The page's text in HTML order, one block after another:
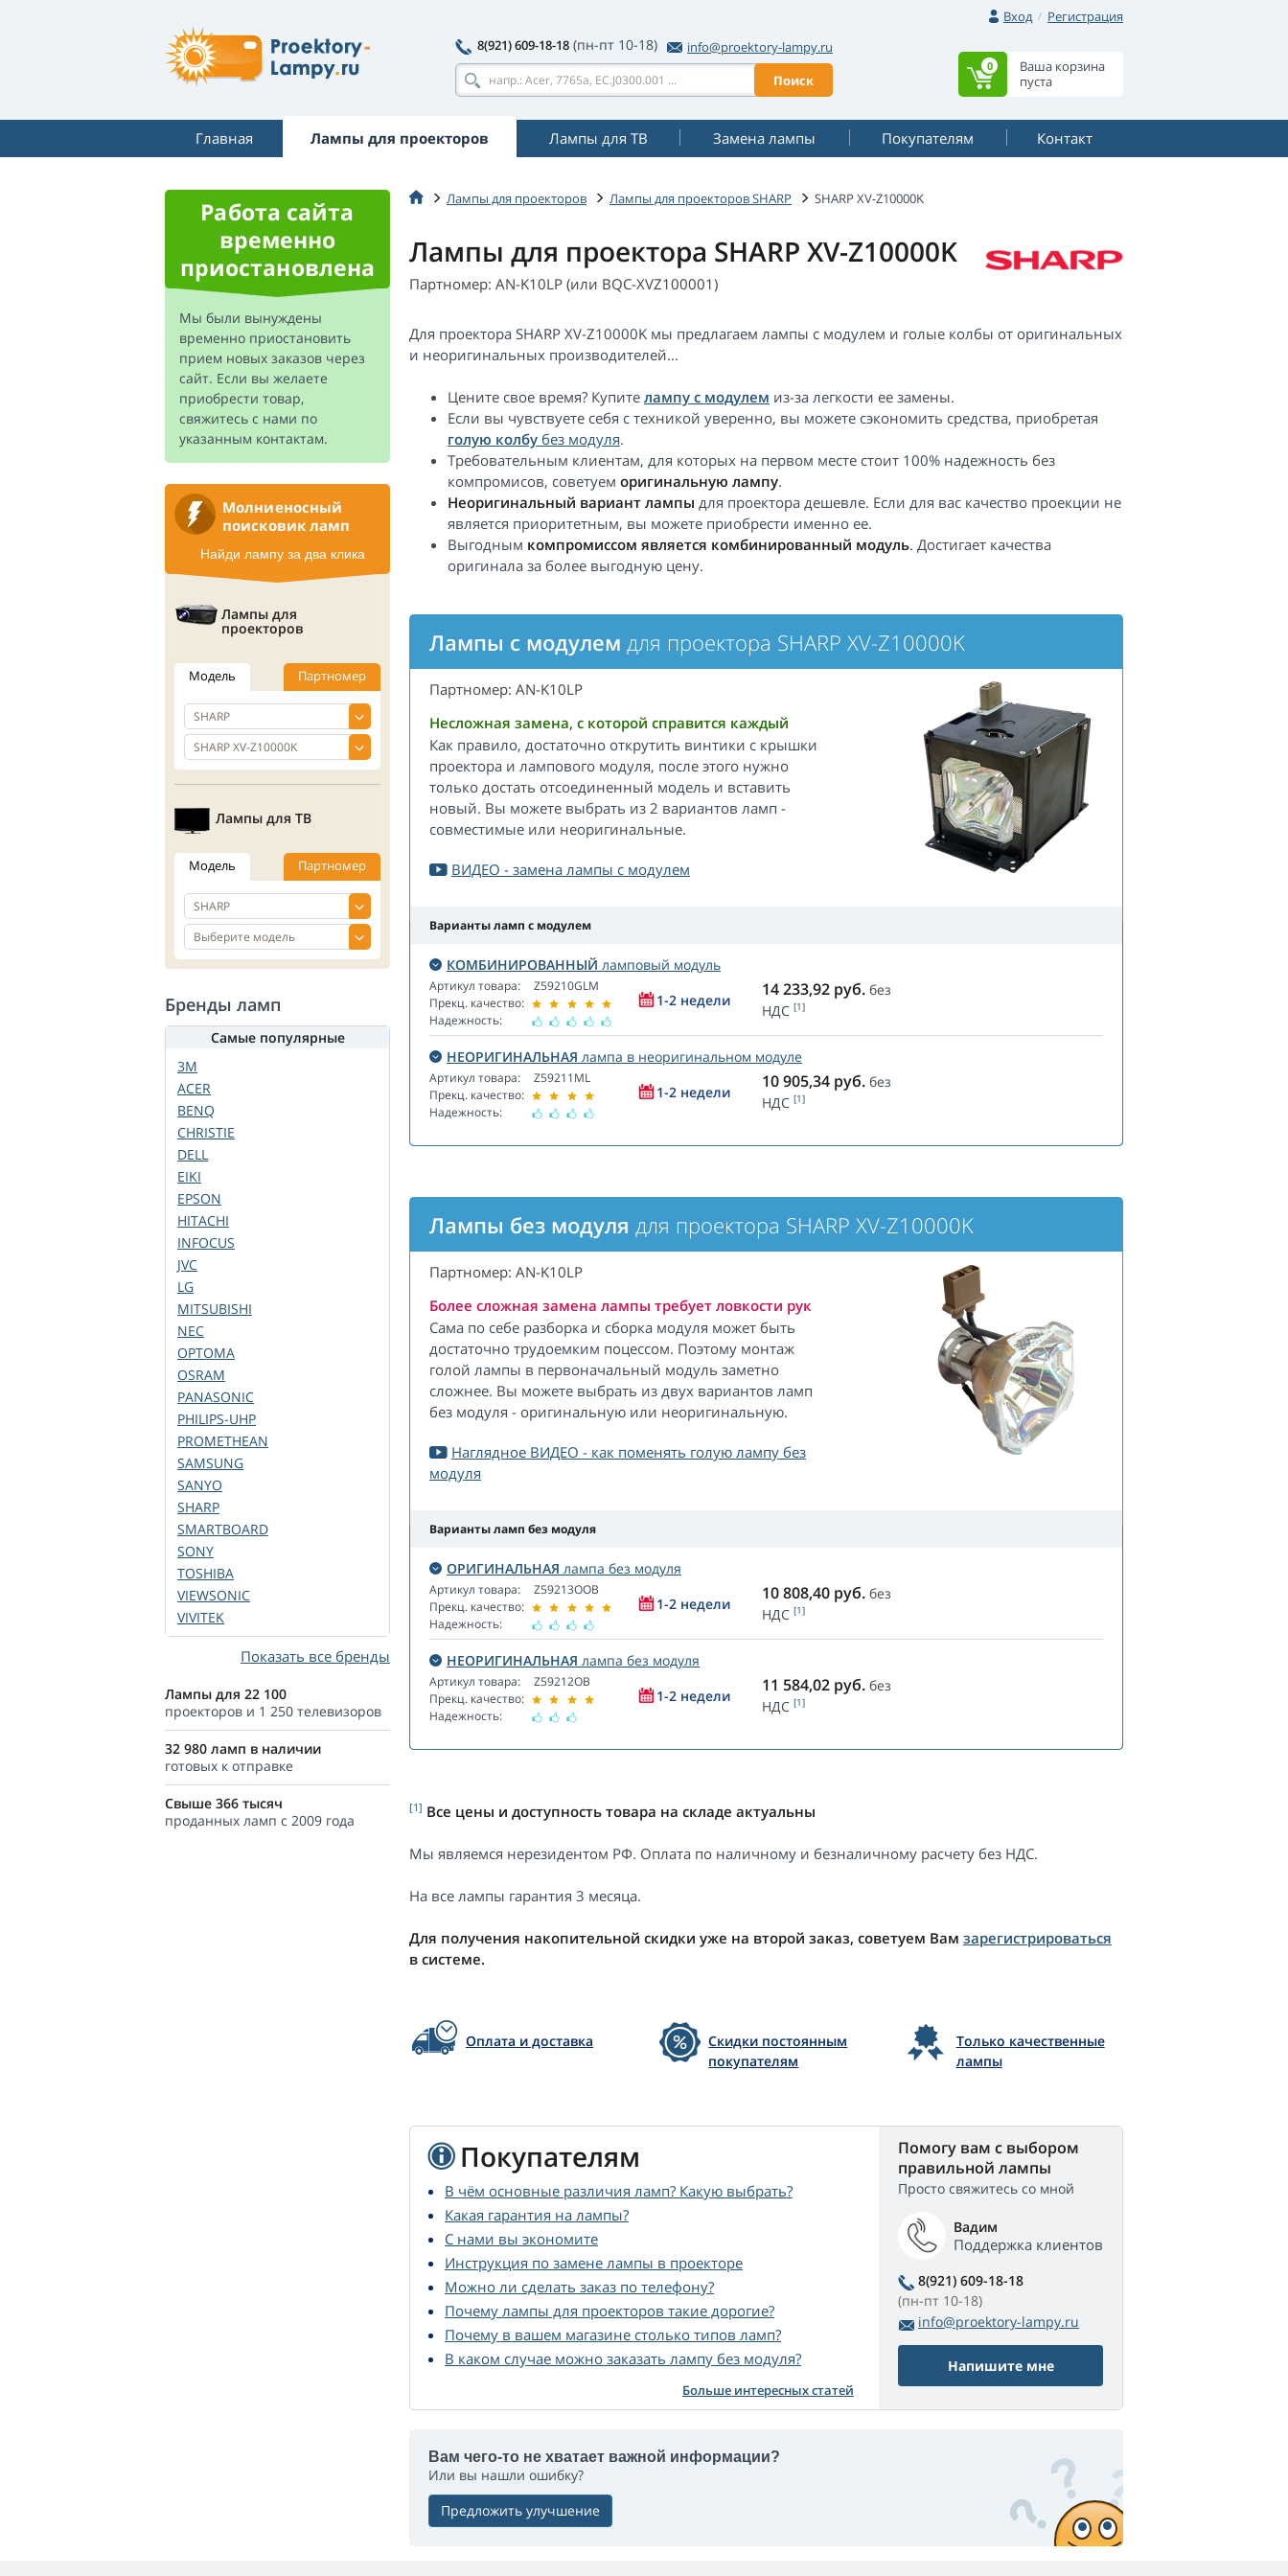
Вход
Регистрация
8(921) 609-18-18 (пн-пт 10-18)
info@proektory-lampy.ru
Поиск
Ваша корзина
пуста
0
Главная Лампы для проекторов Лампы для ТВ Замена лампы Покупателям Контакт
Лампы для проекторов Лампы для проекторов SHARP SHARP XV-Z10000K
Лампы для проектора SHARP XV-Z10000K
Партномер: AN-K10LP (или BQC-XVZ100001)
Для проектора SHARP XV-Z10000K мы предлагаем лампы с модулем и голые колбы от оригинальных
и неоригинальных производителей...
Цените свое время? Купите лампу с модулем из-за легкости ее замены.
Если вы чувствуете себя с техникой уверенно, вы можете сэкономить средства, приобретая
голую колбу без модуля.
Требовательным клиентам, для которых на первом месте стоит 100% надежность без
компромисов, советуем оригинальную лампу.
Неоригинальный вариант лампы для проектора дешевле. Если для вас качество проекции не
является приоритетным, вы можете приобрести именно ее.
Выгодным компромиссом является комбинированный модуль. Достигает качества
оригинала за более выгодную цену.
Лампы с модулем для проектора SHARP XV-Z10000K
Партномер: AN-K10LP
Несложная замена, с которой справится каждый
Как правило, достаточно открутить винтики с крышки
проектора и лампового модуля, после этого нужно
только достать отсоединенный модель и вставить
новый. Вы можете выбрать из 2 вариантов ламп -
совместимые или неоригинальные.
ВИДЕО - замена лампы с модулем
Варианты ламп с модулем
КОМБИНИРОВАННЫЙ ламповый модуль
Артикул товара:
Прекц. качество:
Надежность:
Z59210GLM
1-2 недели
14 233,92 руб. без
НДС [1]
НЕОРИГИНАЛЬНАЯ лампа в неоригинальном модуле
Артикул товара:
Прекц. качество:
Надежность:
Z59211ML
1-2 недели
10 905,34 руб. без
НДС [1]
Лампы без модуля для проектора SHARP XV-Z10000K
Партномер: AN-K10LP
Более сложная замена лампы требует ловкости рук
Сама по себе разборка и сборка модуля может быть
достаточно трудоемким поцессом. Поэтому монтаж
голой лампы в первоначальный модуль заметно
сложнее. Вы можете выбрать из двух вариантов ламп
без модуля - оригинальную или неоригинальную.
Наглядное ВИДЕО - как поменять голую лампу без
модуля
Варианты ламп без модуля
ОРИГИНАЛЬНАЯ лампа без модуля
Артикул товара:
Прекц. качество:
Надежность:
Z59213OOB
1-2 недели
10 808,40 руб. без
НДС [1]
НЕОРИГИНАЛЬНАЯ лампа без модуля
Артикул товара:
Прекц. качество:
Надежность:
Z59212OB
1-2 недели
11 584,02 руб. без
НДС [1]
[1] Все цены и доступность товара на складе актуальны
Мы являемся нерезидентом РФ. Оплата по наличному и безналичному расчету без НДС.
На все лампы гарантия 3 месяца.
Для получения накопительной скидки уже на второй заказ, советуем Вам зарегистрироваться
в системе.
Оплата и доставка
Скидки постоянным
покупателям
Только качественные
лампы
Покупателям
В чём основные различия ламп? Какую выбрать?
Какая гарантия на лампы?
С нами вы экономите
Инструкция по замене лампы в проекторе
Можно ли сделать заказ по телефону?
Почему лампы для проекторов такие дорогие?
Почему в вашем магазине столько типов ламп?
В каком случае можно заказать лампу без модуля?
Больше интересных статей
Помогу вам с выбором
правильной лампы
Просто свяжитесь со мной
Вадим
Поддержка клиентов
8(921) 609-18-18
(пн-пт 10-18)
info@proektory-lampy.ru
Напишите мне
Вам чего-то не хватает важной информации?
Или вы нашли ошибку?
Предложить улучшение
Работа сайта
временно
приостановлена
Мы были вынуждены
временно приостановить
прием новых заказов через
сайт. Если вы желаете
приобрести товар,
свяжитесь с нами по
указанным контактам.
Молниеносный
поисковик ламп
Найди лампу за два клика
Лампы для
проекторов
Модель Партномер
Лампы для ТВ
Модель Партномер
Бренды ламп
Самые популярные
3M
ACER
BENQ
CHRISTIE
DELL
EIKI
EPSON
HITACHI
INFOCUS
JVC
LG
MITSUBISHI
NEC
OPTOMA
OSRAM
PANASONIC
PHILIPS-UHP
PROMETHEAN
SAMSUNG
SANYO
SHARP
SMARTBOARD
SONY
TOSHIBA
VIEWSONIC
VIVITEK
Показать все бренды
Лампы для 22 100
проекторов и 1 250 телевизоров
32 980 ламп в наличии
готовых к отправке
Свыше 366 тысяч
проданных ламп с 2009 года